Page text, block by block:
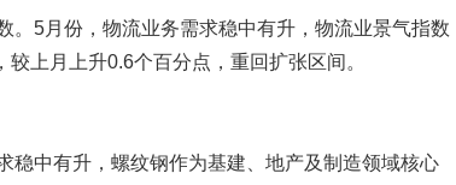
。5月份，物流业务需求稳中有升，物流业景气指数
上月上升0.6个百分点，重回扩张区间。
稳中有升，螺纹钢作为基建、地产及制造领域核心